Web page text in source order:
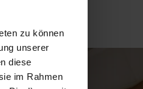
zu können
unserer
diese
im Rahmen